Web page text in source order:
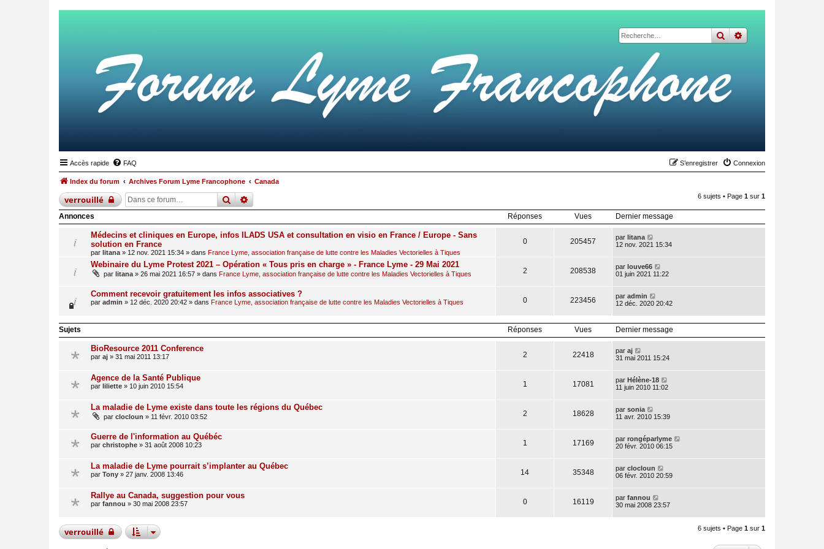
rechercher
recherche
Accès rapide FAQ Connexion
S’enregistrer
Index du forum Archives Forum Lyme Francophone Canada
verrouillé rechercher
recherche 6 sujets • Page 1 sur 1
Annonces Réponses Vues Dernier message
Médecins et cliniques en Europe, infos ILADS USA et consultation en visio en France / Europe - Sans
solution en France
par litana » 12 nov. 2021 15:34 » dans France Lyme, association française de lutte contre les Maladies Vectorielles à Tiques
0 205457 par litana
12 nov. 2021 15:34
Webinaire du Lyme Protest 2021 – Opération « Tous pris en charge » - France Lyme - 29 Mai 2021
par litana » 26 mai 2021 16:57 » dans France Lyme, association française de lutte contre les Maladies Vectorielles à Tiques 2 208538 par louve66
01 juin 2021 11:22
Comment recevoir gratuitement les infos associatives ?
par admin » 12 déc. 2020 20:42 » dans France Lyme, association française de lutte contre les Maladies Vectorielles à Tiques 0 223456 par admin
12 déc. 2020 20:42
Sujets Réponses Vues Dernier message
BioResource 2011 Conference
par aj » 31 mai 2011 13:17 2 22418 par aj
31 mai 2011 15:24
Agence de la Santé Publique
par liliette » 10 juin 2010 15:54 1 17081 par Hélène-18
11 juin 2010 11:02
La maladie de Lyme existe dans toute les régions du Québec
par clocloun » 11 févr. 2010 03:52 2 18628 par sonia
11 avr. 2010 15:39
Guerre de l'information au Québéc
par christophe » 31 août 2008 10:23 1 17169 par rongéparlyme
20 févr. 2010 06:15
La maladie de Lyme pourrait s’implanter au Québec
par Tony » 27 janv. 2008 13:46 14 35348 par clocloun
06 févr. 2010 20:59
Rallye au Canada, suggestion pour vous
par fannou » 30 mai 2008 23:57 0 16119 par fannou
30 mai 2008 23:57
verrouillé 6 sujets • Page 1 sur 1